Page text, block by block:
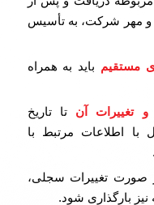
و مهر شرکت، به تأسیس
مستقیم باید به همراه
تغییرات آن تا تاریخ
با اطلاعات مرتبط با
صورت تغییرات سجلی،
بارگذاری شود.